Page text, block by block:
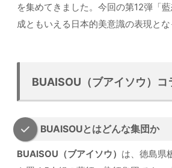
を集めてきました。今回の第12弾「
成ともいえる日本的美意識の表現とな
BUAISOU（ブアイソウ）コ
BUAISOUとはどんな集団か
BUAISOU（ブアイソウ） は、徳島県